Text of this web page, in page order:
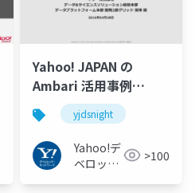
Yahoo! JAPAN の
Ambari 活用事例
#yjdsnight
yjdsnight
Yahoo!デ
ベロッパ
>100